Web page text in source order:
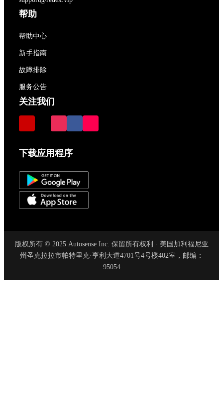
帮助
帮助中心
新手指南
故障排除
服务公告
关注我们
下载应用程序
版权所有 © 2025 Autosense Inc. 保留所有权利 · 美国加利福尼亚
州圣克拉拉市帕特里克·亨利大道4701号4号楼402室，邮编：
95054